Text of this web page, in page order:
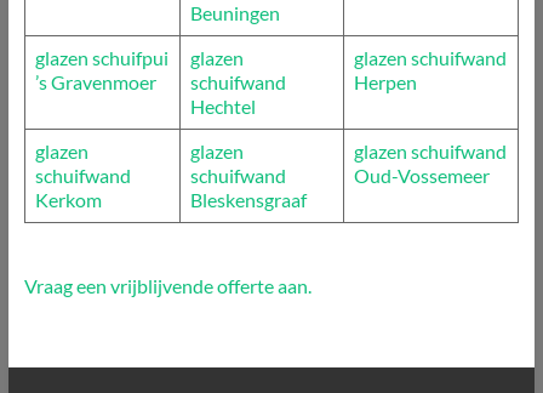
Beuningen
glazen schuifpui
’s Gravenmoer
glazen
schuifwand
Hechtel
glazen schuifwand
Herpen
glazen
schuifwand
Kerkom
glazen
schuifwand
Bleskensgraaf
glazen schuifwand
Oud-Vossemeer
Vraag een vrijblijvende offerte aan.